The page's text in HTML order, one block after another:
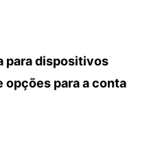
para dispositivos
para a conta